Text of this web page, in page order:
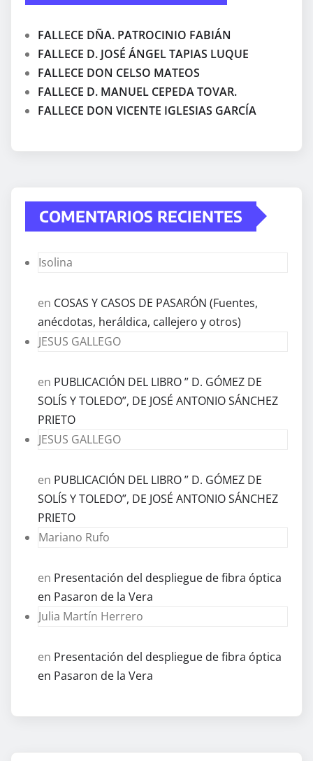
FALLECE DÑA. PATROCINIO FABIÁN
FALLECE D. JOSÉ ÁNGEL TAPIAS LUQUE
FALLECE DON CELSO MATEOS
FALLECE D. MANUEL CEPEDA TOVAR.
FALLECE DON VICENTE IGLESIAS GARCÍA
COMENTARIOS RECIENTES
Isolina
en COSAS Y CASOS DE PASARÓN (Fuentes,
anécdotas, heráldica, callejero y otros)
JESUS GALLEGO
en PUBLICACIÓN DEL LIBRO ” D. GÓMEZ DE
SOLÍS Y TOLEDO”, DE JOSÉ ANTONIO SÁNCHEZ
PRIETO
JESUS GALLEGO
en PUBLICACIÓN DEL LIBRO ” D. GÓMEZ DE
SOLÍS Y TOLEDO”, DE JOSÉ ANTONIO SÁNCHEZ
PRIETO
Mariano Rufo
en Presentación del despliegue de fibra óptica
en Pasaron de la Vera
Julia Martín Herrero
en Presentación del despliegue de fibra óptica
en Pasaron de la Vera